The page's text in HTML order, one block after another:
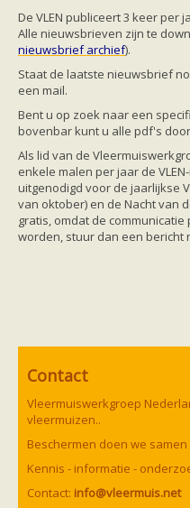
Limburg
Noord-Brabant
Noord-Holland
Overijssel
Utrecht
Zuid-Holland
Vleermuizen en
Bescherming
Hulp bij
Vleermuisprotocol
Knelpunten in
Vleermuis
Jeugd
Vleermuizen in de tuin
Aankondiging
Ik ben op zoek naar
Hoe vleermuizen
Voedsel en jagen
De VLEN publiceert 3 keer
Alle nieuwsbrieven zijn te
nieuwsbrief archief).
Staat de laatste nieuwsbrief
een mail.
Bent u op zoek naar een
bovenbar kunt u alle pdf's
Als lid van de
enkele malen per jaar de
uitgenodigd voor de jaarlijkse
van oktober) en de Nacht van
gratis, omdat de
worden, stuur dan een bericht
Contact
Vleermuiswerkgroep
vleermuizen..
Beschermen doen we
Kennis - informatie -
Contact: info@vleermuis.net